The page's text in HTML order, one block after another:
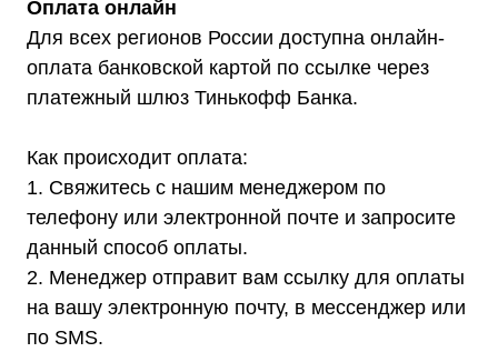
Оплата онлайн
Для всех регионов России доступна онлайн-
оплата банковской картой по ссылке через
платежный шлюз Тинькофф Банка.
Как происходит оплата:
1. Свяжитесь с нашим менеджером по
телефону или электронной почте и запросите
данный способ оплаты.
2. Менеджер отправит вам ссылку для оплаты
на вашу электронную почту, в мессенджер или
по SMS.